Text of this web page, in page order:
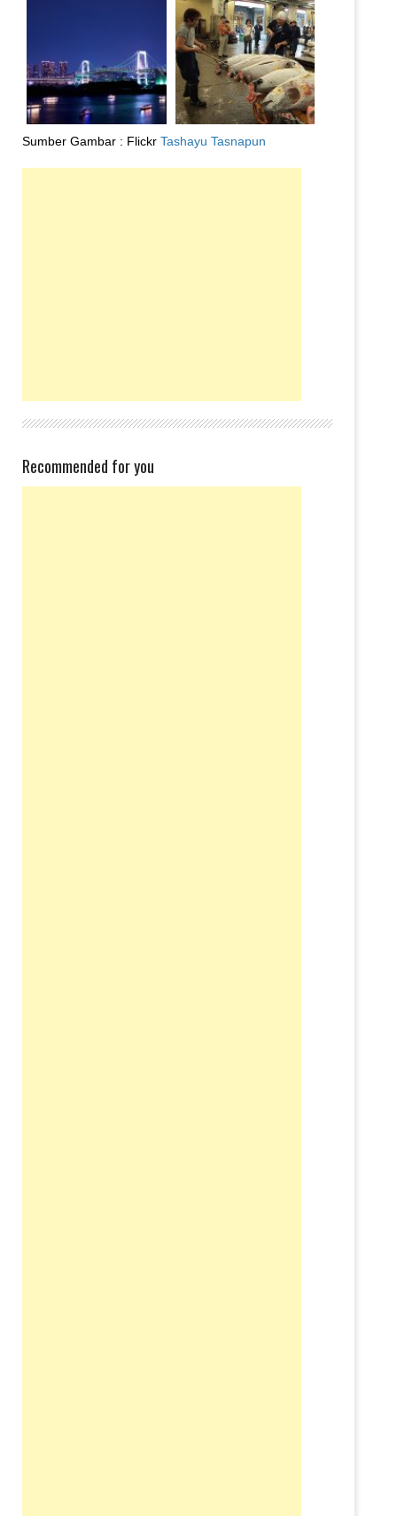
Sumber Gambar : Flickr Tashayu Tasnapun
Recommended for you